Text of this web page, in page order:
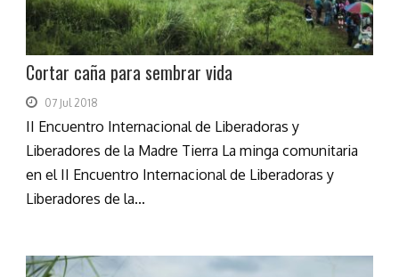
Cortar caña para sembrar vida
07 Jul 2018
II Encuentro Internacional de Liberadoras y
Liberadores de la Madre Tierra La minga comunitaria
en el II Encuentro Internacional de Liberadoras y
Liberadores de la...